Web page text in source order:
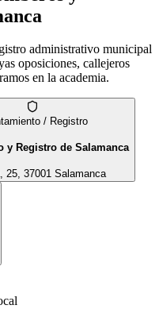
administrativo municipal
oposiciones, callejeros
en la academia.
/ Registro
y Registro de Salamanca
25, 37001 Salamanca